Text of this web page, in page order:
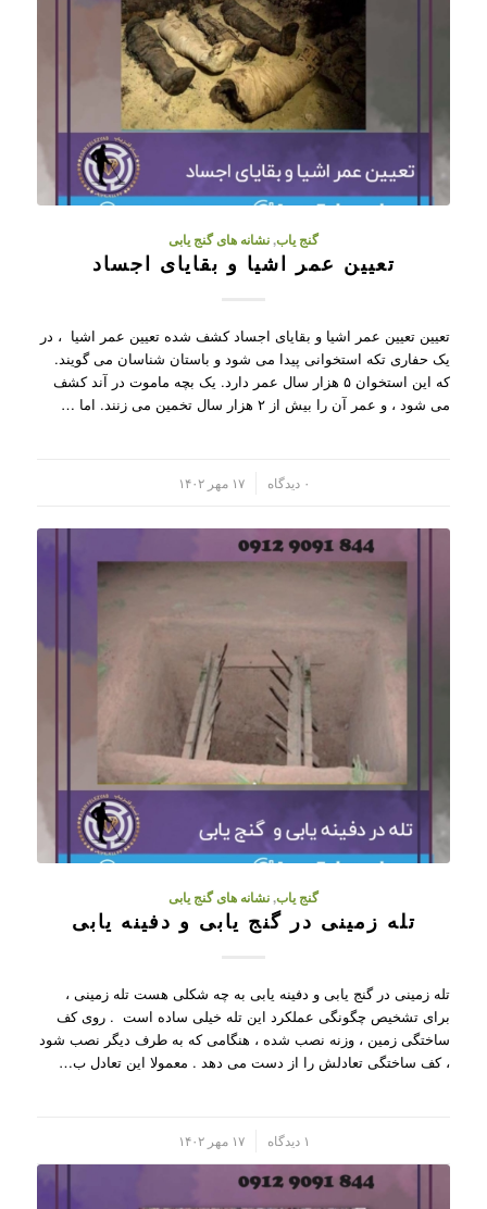
گنج یاب,نشانه های گنج یابی
تعیین عمر اشیا و بقایای اجساد
تعیین تعیین عمر اشیا و بقایای اجساد کشف شده تعیین عمر اشیا ، در
یک حفاری تکه استخوانی پیدا می شود و باستان شناسان می گویند.
که این استخوان ۵ هزار سال عمر دارد. یک بچه ماموت در آند کشف
می شود ، و عمر آن را بیش از ۲ هزار سال تخمین می زنند. اما …
۰ دیدگاه ۱۷ مهر ۱۴۰۲
گنج یاب,نشانه های گنج یابی
تله زمینی در گنج یابی و دفینه یابی
تله زمینی در گنج یابی و دفینه یابی به چه شکلی هست تله زمینی ،
برای تشخیص چگونگی عملکرد این تله خیلی ساده است . روی کف
ساختگی زمین ، وزنه نصب شده ، هنگامی که به طرف دیگر نصب شود
، کف ساختگی تعادلش را از دست می دهد . معمولا این تعادل ب…
۱ دیدگاه ۱۷ مهر ۱۴۰۲